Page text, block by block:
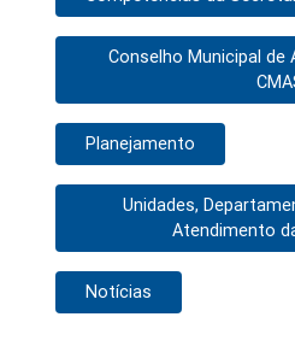
Conselho Municipal de
Planejamento
Unidades,
Atendimento
Notícias